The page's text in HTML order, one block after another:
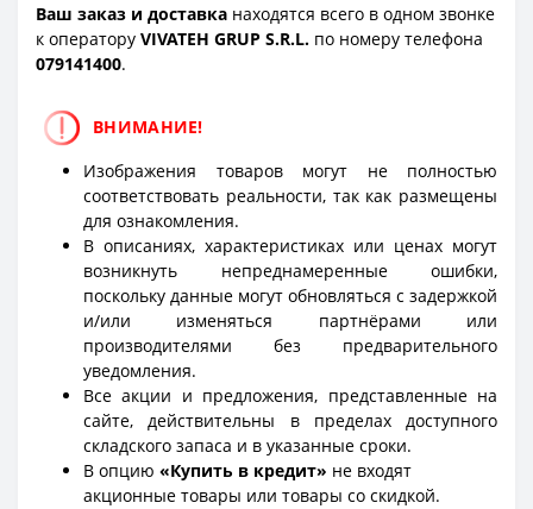
Ваш заказ и доставка находятся всего в одном звонке
к оператору VIVATEH GRUP S.R.L. по номеру телефона
079141400.
ВНИМАНИЕ!
Изображения товаров могут не полностью
соответствовать реальности, так как размещены
для ознакомления.
В описаниях, характеристиках или ценах могут
возникнуть непреднамеренные ошибки,
поскольку данные могут обновляться с задержкой
и/или изменяться партнёрами или
производителями без предварительного
уведомления.
Все акции и предложения, представленные на
сайте, действительны в пределах доступного
складского запаса и в указанные сроки.
В опцию «Купить в кредит» не входят
акционные товары или товары со скидкой.